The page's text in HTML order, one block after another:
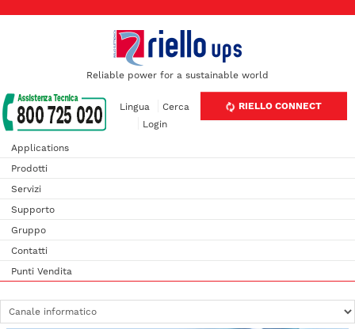
Reliable power for a sustainable world
RIELLO CONNECT
Lingua
Cerca
Login
Applications
Prodotti
Servizi
Supporto
Gruppo
Contatti
Punti Vendita